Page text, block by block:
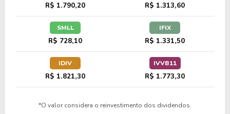
R$ 1.790,20 R$ 1.313,60
SMLL
R$ 728,10
IFIX
R$ 1.331,50
IDIV
R$ 1.821,30
IVVB11
R$ 1.773,30
*O valor considera o reinvestimento dos dividendos.